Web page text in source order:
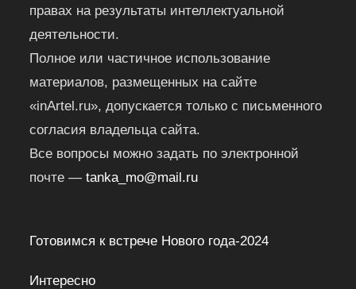
правах на результаты интеллектуальной
деятельности.
Полное или частичное использование
материалов, размещенных на сайте
«inArtel.ru», допускается только с письменного
согласия владельца сайта.
Все вопросы можно задать по электронной
почте —tanka_mo@mail.ru
Готовимся к встрече Нового года-2024
Интересно